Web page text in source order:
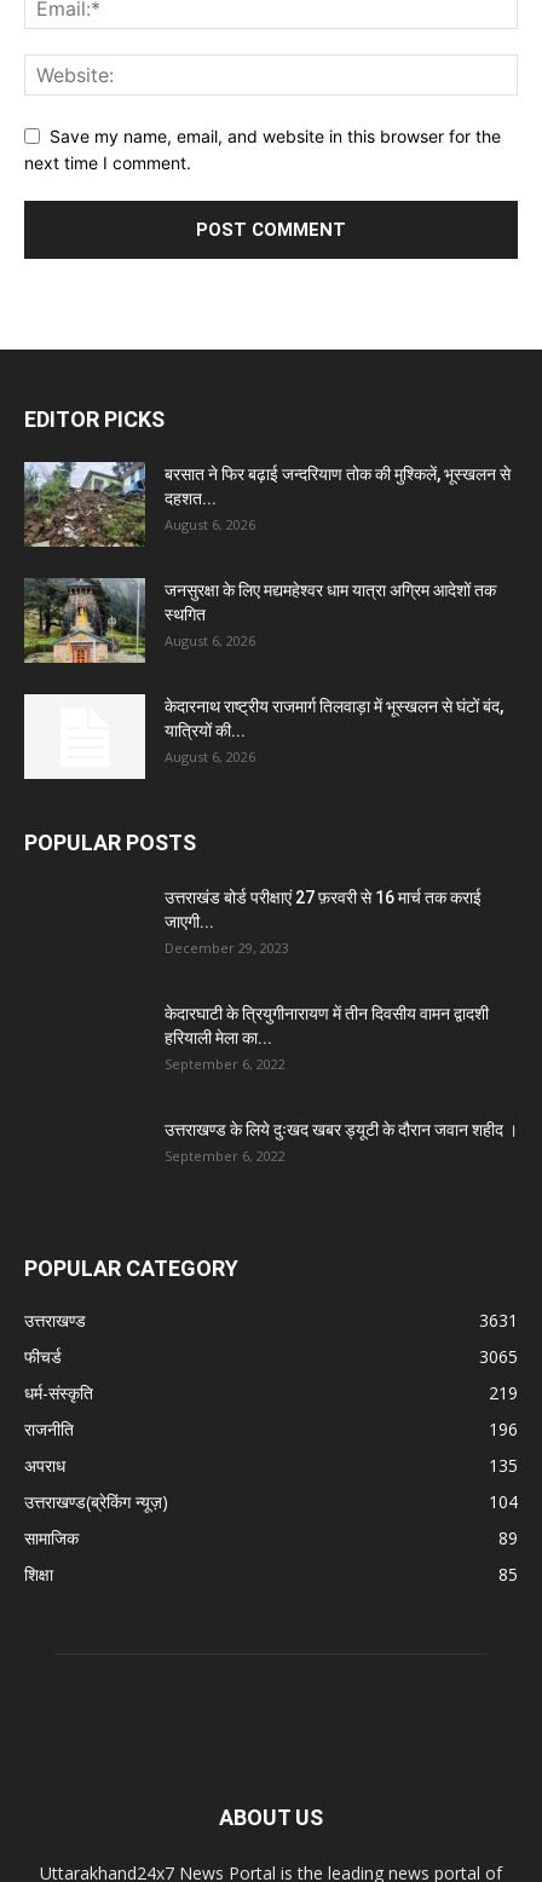
Save my name, email, and website in this browser for the
next time I comment.
EDITOR PICKS
बरसात ने फिर बढ़ाई जन्दरियाण तोक की मुश्किलें, भूस्खलन से
दहशत...
August 6, 2026
जनसुरक्षा के लिए मद्यमहेश्वर धाम यात्रा अग्रिम आदेशों तक
स्थगित
August 6, 2026
केदारनाथ राष्ट्रीय राजमार्ग तिलवाड़ा में भूस्खलन से घंटों बंद,
यात्रियों की...
August 6, 2026
POPULAR POSTS
उत्तराखंड बोर्ड परीक्षाएं 27 फ़रवरी से 16 मार्च तक कराई
जाएगी...
December 29, 2023
केदारघाटी के त्रियुगीनारायण में तीन दिवसीय वामन द्वादशी
हरियाली मेला का...
September 6, 2022
उत्तराखण्ड के लिये दुःखद खबर ड्यूटी के दौरान जवान शहीद ।
September 6, 2022
POPULAR CATEGORY
उत्तराखण्ड
3631
फीचर्ड
3065
धर्म-संस्कृति
219
राजनीति
196
अपराध
135
उत्तराखण्ड(ब्रेकिंग न्यूज़)
104
सामाजिक
89
शिक्षा
85
ABOUT US
Uttarakhand24x7 News Portal is the leading news portal of